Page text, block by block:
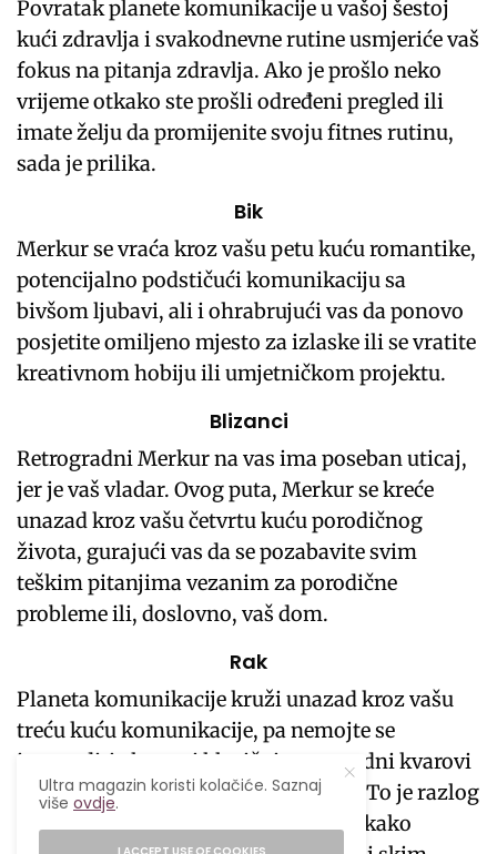
Povratak planete komunikacije u vašoj šestoj
kući zdravlja i svakodnevne rutine usmjeriće vaš
fokus na pitanja zdravlja. Ako je prošlo neko
vrijeme otkako ste prošli određeni pregled ili
imate želju da promijenite svoju fitnes rutinu,
sada je prilika.
Bik
Merkur se vraća kroz vašu petu kuću romantike,
potencijalno podstičući komunikaciju sa
bivšom ljubavi, ali i ohrabrujući vas da ponovo
posjetite omiljeno mjesto za izlaske ili se vratite
kreativnom hobiju ili umjetničkom projektu.
Blizanci
Retrogradni Merkur na vas ima poseban uticaj,
jer je vaš vladar. Ovog puta, Merkur se kreće
unazad kroz vašu četvrtu kuću porodičnog
života, gurajući vas da se pozabavite svim
teškim pitanjima vezanim za porodične
probleme ili, doslovno, vaš dom.
Rak
Planeta komunikacije kruži unazad kroz vašu
treću kuću komunikacije, pa nemojte se
iznenaditi ako se ti klasični retrogradni kvarovi
i nesporazumi podignu na viši nivo. To je razlog
da usporite i budete svjesniji o tome kako
Ultra magazin koristi kolačiće. Saznaj
višeovdje.